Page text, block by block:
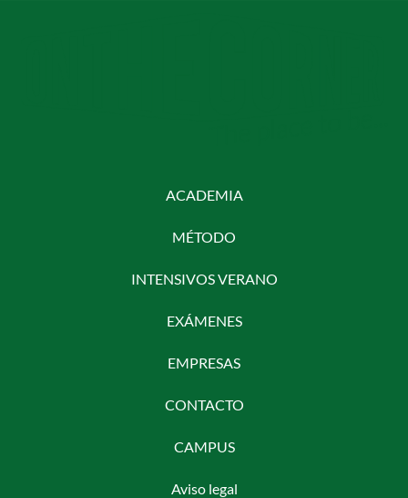
ACADEMIA
MÉTODO
INTENSIVOS VERANO
EXÁMENES
EMPRESAS
CONTACTO
CAMPUS
Aviso legal